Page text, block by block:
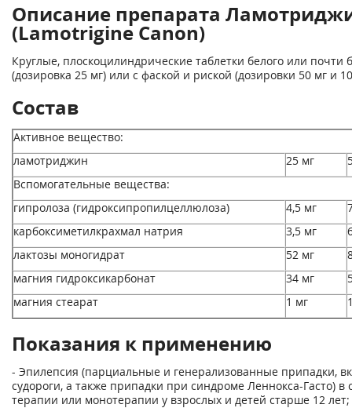
Описание препарата
(Lamotrigine Canon)
Круглые, плоскоцилиндрические таблетки белого или почти
(дозировка 25 мг) или с фаской и риской (дозировки 50 мг и
Состав
Активное вещество:
ламотриджин
25 мг
Вспомогательные вещества:
гипролоза (гидроксипропилцеллюлоза)
4,5 мг
карбоксиметилкрахмал натрия
3,5 мг
лактозы моногидрат
52 мг
магния гидроксикарбонат
34 мг
магния стеарат
1 мг
Показания к применению
- Эпилепсия (парциальные и генерализованные припадки,
судороги, а также припадки при синдроме Леннокса-Гасто) в
терапии или монотерапии у взрослых и детей старше 12 лет;